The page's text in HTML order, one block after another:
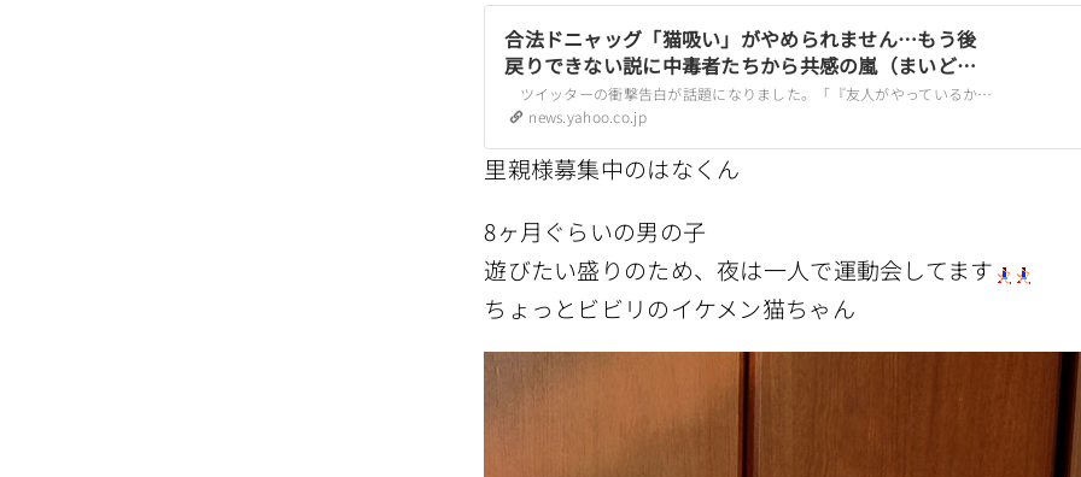
合法ドニャッグ「猫吸い」がやめられません…もう後
戻りできない説に中毒者たちから共感の嵐（まいどな
ニュース） – Yahoo!ニュース
ツイッターの衝撃告白が話題になりました。「『友人がやっているから』『一度吸うだけだから大丈夫』そんな軽い好奇心が始まりです。吸ってる時は嫌な事を忘れられました。『いつでもやめれる』そう言い回数
news.yahoo.co.jp
里親様募集中のはなくん
8ヶ月ぐらいの男の子
遊びたい盛りのため、夜は一人で運動会してます
ちょっとビビリのイケメン猫ちゃん